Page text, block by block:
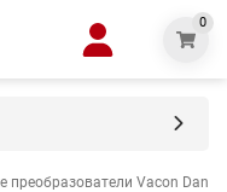
0
преобразователи Vacon